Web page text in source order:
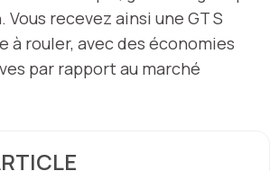
recevez ainsi une GT S
rouler, avec des économies
par rapport au marché